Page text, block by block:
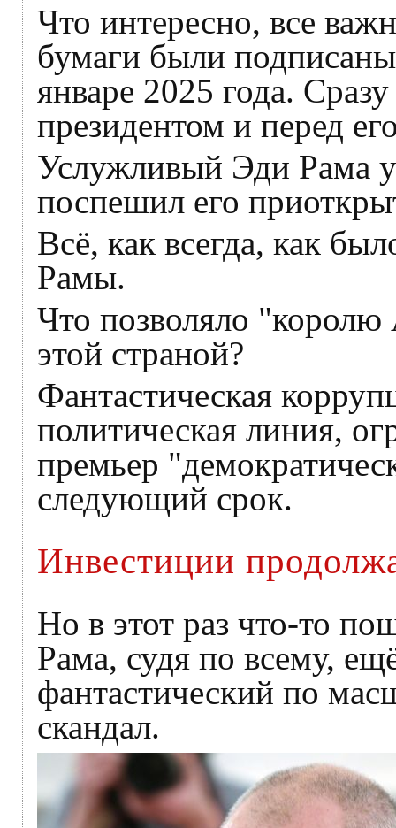
Что интересно, все
бумаги были
январе 2025 года.
президентом и перед
Услужливый Эди Рама
поспешил его
Всё, как всегда, как
Рамы.
Что позволяло "королю
этой страной?
Фантастическая
политическая линия,
премьер
следующий срок.
Инвестиции
Но в этот раз что-то
Рама, судя по всему,
фантастический по
скандал.